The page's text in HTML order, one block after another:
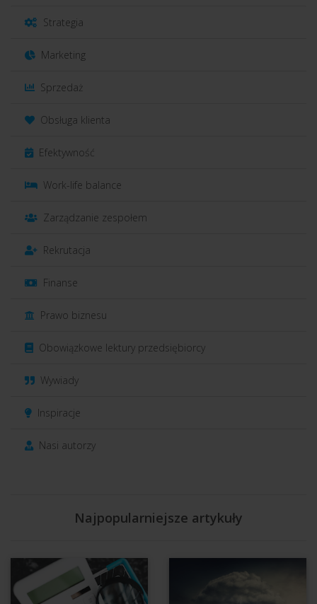
Strategia
Marketing
Sprzedaż
Obsługa klienta
Efektywność
Work-life balance
Zarządzanie zespołem
Rekrutacja
Finanse
Prawo biznesu
Obowiązkowe lektury przedsiębiorcy
Wywiady
Inspiracje
Nasi autorzy
Najpopularniejsze artykuły